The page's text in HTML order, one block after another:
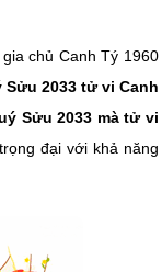
chủ Canh Tý 1960
Sửu 2033 tử vi Canh
Sửu 2033 mà tử vi
đại với khả năng